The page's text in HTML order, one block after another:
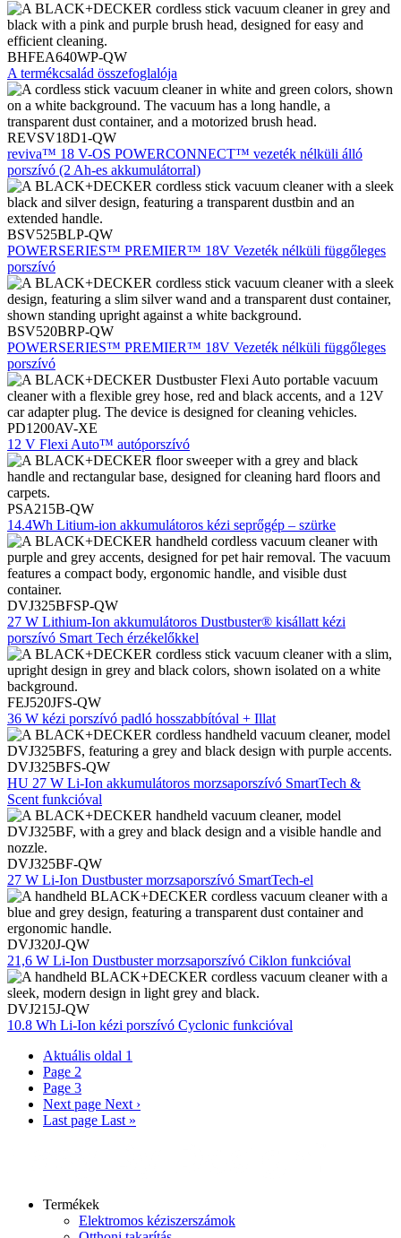
BHFEA640WP-QW
A termékcsalád összefoglalója
REVSV18D1-QW
reviva™ 18 V-OS POWERCONNECT™ vezeték nélküli álló
porszívó (2 Ah-es akkumulátorral)
BSV525BLP-QW
POWERSERIES™ PREMIER™ 18V Vezeték nélküli függőleges
porszívó
BSV520BRP-QW
POWERSERIES™ PREMIER™ 18V Vezeték nélküli függőleges
porszívó
PD1200AV-XE
12 V Flexi Auto™ autóporszívó
PSA215B-QW
14.4Wh Litium-ion akkumulátoros kézi seprőgép – szürke
DVJ325BFSP-QW
27 W Lithium-Ion akkumulátoros Dustbuster® kisállatt kézi
porszívó Smart Tech érzékelőkkel
FEJ520JFS-QW
36 W kézi porszívó padló hosszabbítóval + Illat
DVJ325BFS-QW
HU 27 W Li-Ion akkumulátoros morzsaporszívó SmartTech &
Scent funkcióval
DVJ325BF-QW
27 W Li-Ion Dustbuster morzsaporszívó SmartTech-el
DVJ320J-QW
21,6 W Li-Ion Dustbuster morzsaporszívó Ciklon funkcióval
DVJ215J-QW
10.8 Wh Li-Ion kézi porszívó Cyclonic funkcióval
Aktuális oldal 1
Page 2
Page 3
Next page Next ›
Last page Last »
Termékek
Elektromos kéziszerszámok